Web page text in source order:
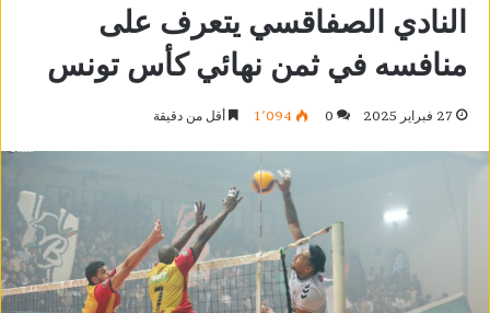
النادي الصفاقسي يتعرف على
منافسه في ثمن نهائي كأس تونس
27 فبراير 2025 0 1٬094 أقل من دقيقة